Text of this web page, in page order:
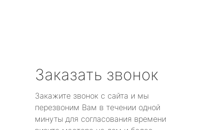
Заказать звонок
Закажите звонок с сайта и мы
перезвоним Вам в течении одной
минуты для согласования времени